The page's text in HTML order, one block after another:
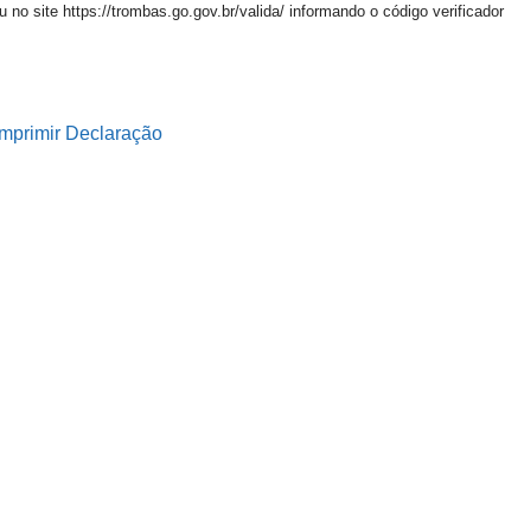
no site https://trombas.go.gov.br/valida/ informando o código verificador
Imprimir Declaração